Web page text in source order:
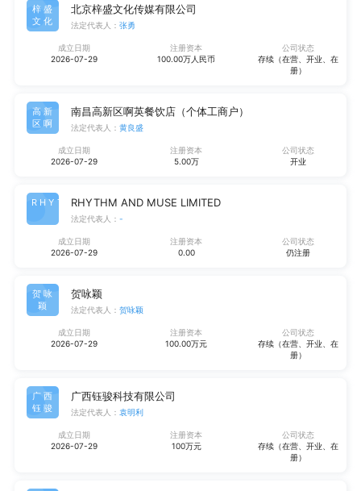
梓盛
文化
北京梓盛文化传媒有限公司
法定代表人： 张勇
成立日期
2026-07-29
注册资本
100.00万人民币
公司状态
存续（在营、开业、在
册）
高新
区啊
南昌高新区啊英餐饮店（个体工商户）
法定代表人： 黄良盛
成立日期
2026-07-29
注册资本
5.00万
公司状态
开业
RHYT RHYTHM AND MUSE LIMITED
法定代表人： -
成立日期
2026-07-29
注册资本
0.00
公司状态
仍注册
贺咏
颖
贺咏颖
法定代表人： 贺咏颖
成立日期
2026-07-29
注册资本
100.00万元
公司状态
存续（在营、开业、在
册）
广西
钰骏
广西钰骏科技有限公司
法定代表人： 袁明利
成立日期
2026-07-29
注册资本
100万元
公司状态
存续（在营、开业、在
册）